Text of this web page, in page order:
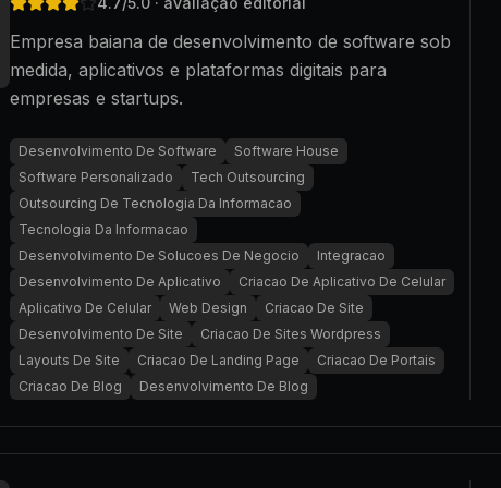
Empresa baiana de desenvolvimento de software sob
medida, aplicativos e plataformas digitais para
empresas e startups.
Desenvolvimento De Software
Software House
Software Personalizado
Tech Outsourcing
Outsourcing De Tecnologia Da Informacao
Tecnologia Da Informacao
Desenvolvimento De Solucoes De Negocio
Integracao
Desenvolvimento De Aplicativo
Criacao De Aplicativo De Celular
Aplicativo De Celular
Web Design
Criacao De Site
Desenvolvimento De Site
Criacao De Sites Wordpress
Layouts De Site
Criacao De Landing Page
Criacao De Portais
Criacao De Blog
Desenvolvimento De Blog